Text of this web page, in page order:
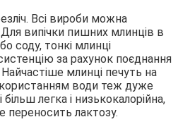
Всі вироби можна
Для випічки пишних млинців в
соду, тонкі млинці
за рахунок поєднання
Найчастіше млинці печуть на
води теж дуже
більш легка і низькокалорійна,
переносить лактозу.